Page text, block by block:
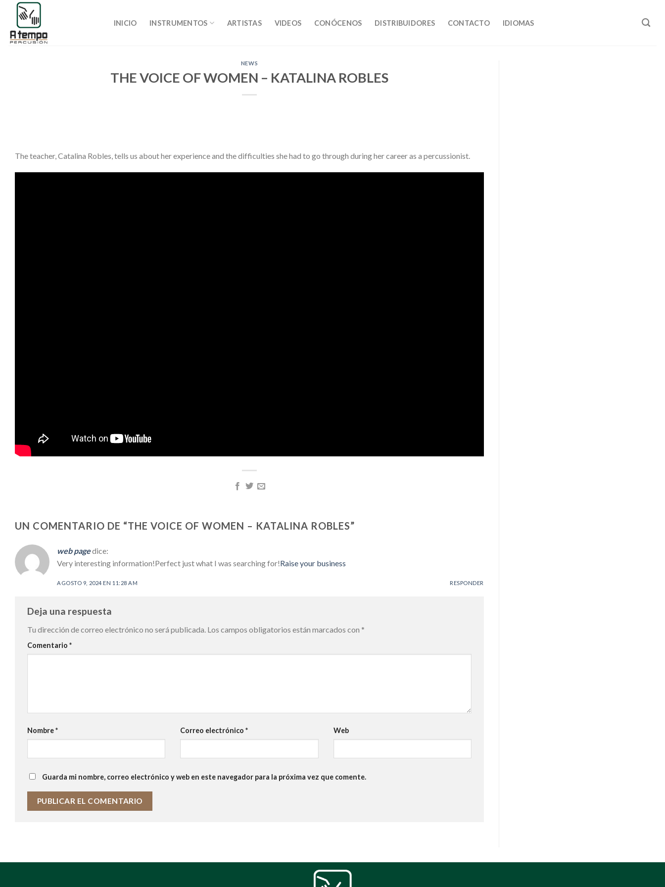
Saltar
contenido
INICIO INSTRUMENTOS ARTISTAS VIDEOS CONÓCENOS DISTRIBUIDORES CONTACTO IDIOMAS
NEWS
THE VOICE OF WOMEN – KATALINA ROBLES
The teacher, Catalina Robles, tells us about her experience and the difficulties she had to go through during her career as a percussionist.
UN COMENTARIO DE “THE VOICE OF WOMEN – KATALINA ROBLES”
web pagedice:
Very interesting information!Perfect just what I was searching for!Raise your business
AGOSTO 9, 2024 EN 11:28 AM RESPONDER
Deja una respuesta
Tu dirección de correo electrónico no será publicada. Los campos obligatorios están marcados con *
Comentario *
Nombre* Correo electrónico* Web
Guarda mi nombre, correo electrónico y web en este navegador para la próxima vez que comente.